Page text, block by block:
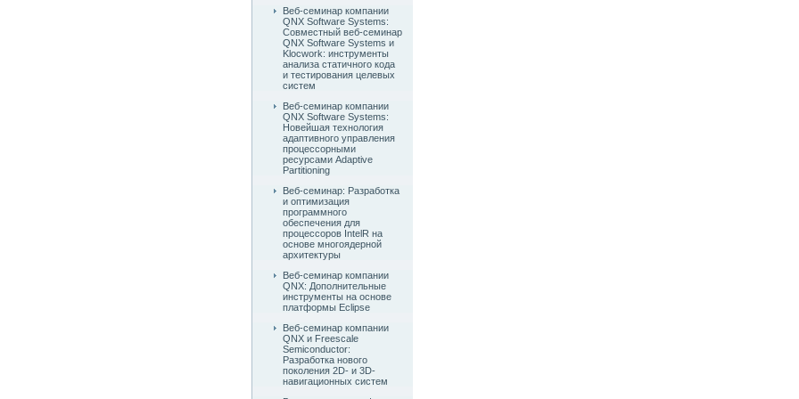
Веб-семинар компании
QNX Software Systems:
Совместный веб-семинар
QNX Software Systems и
Klocwork: инструменты
анализа статичного кода
и тестирования целевых
систем
Веб-семинар компании
QNX Software Systems:
Новейшая технология
адаптивного управления
процессорными
ресурсами Adaptive
Partitioning
Веб-семинар: Разработка
и оптимизация
программного
обеспечения для
процессоров IntelR на
основе многоядерной
архитектуры
Веб-семинар компании
QNX: Дополнительные
инструменты на основе
платформы Eclipse
Веб-семинар компании
QNX и Freescale
Semiconductor:
Разработка нового
поколения 2D- и 3D-
навигационных систем